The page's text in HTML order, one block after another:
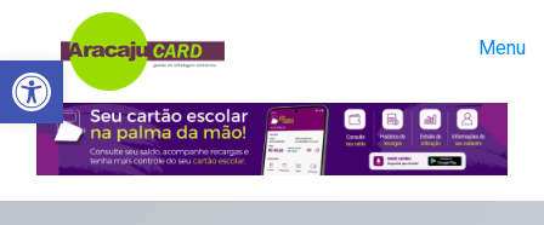
Abrir a barra de ferramentas
Menu